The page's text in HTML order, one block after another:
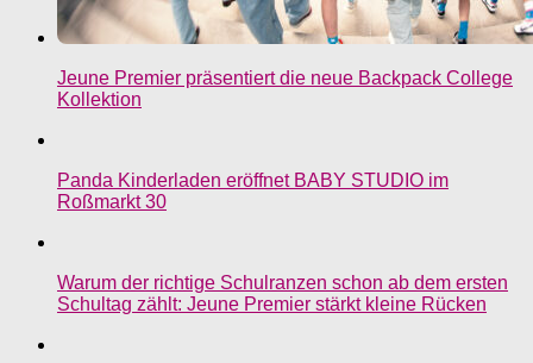
Jeune Premier präsentiert die neue Backpack College
Kollektion
Panda Kinderladen eröffnet BABY STUDIO im
Roßmarkt 30
Warum der richtige Schulranzen schon ab dem ersten
Schultag zählt: Jeune Premier stärkt kleine Rücken